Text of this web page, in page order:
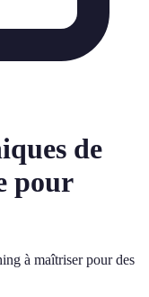
de
pour
à maîtriser pour des